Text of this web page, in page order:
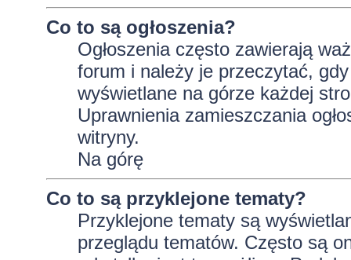
Co to są ogłoszenia?
Ogłoszenia często zawierają
forum i należy je przeczytać,
wyświetlane na górze każdej
Uprawnienia zamieszczania
witryny.
Na górę
Co to są przyklejone tematy?
Przyklejone tematy są
przeglądu tematów. Często są